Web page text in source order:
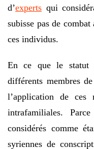
d’experts qui
subisse pas de
ces individus.
En ce que le statut
différents membres
l’application de ces
intrafamiliales.
considérés comme
syriennes de